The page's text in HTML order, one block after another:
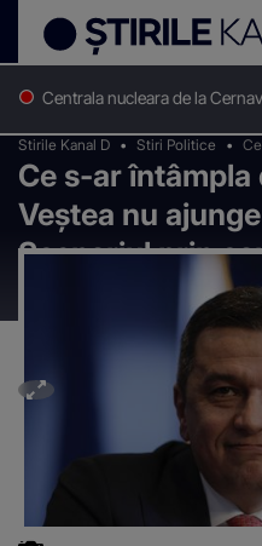
Centrala nucleara de la
Stirile Kanal D Stiri Politice
Ce s-ar întâmpla
Veștea nu
Scenariul prin
ar putea să fie